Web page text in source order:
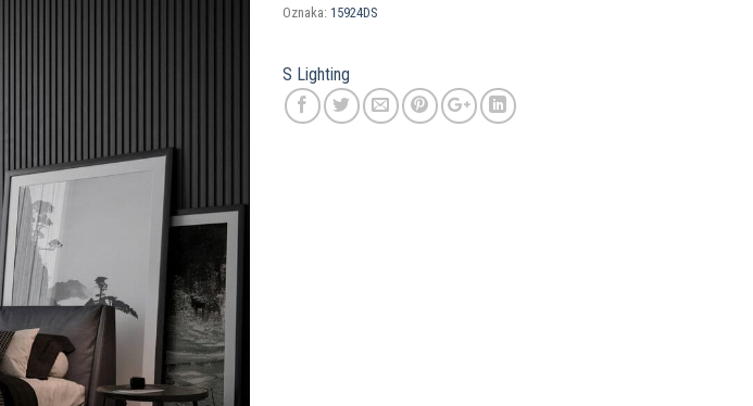
Oznaka: 15924DS
S Lighting